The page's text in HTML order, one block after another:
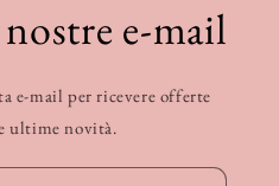
e-mail
e-mail per ricevere offerte
ultime novità.